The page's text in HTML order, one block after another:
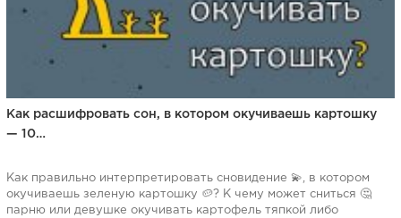
Как расшифровать сон, в котором окучиваешь картошку
— 10…
Как правильно интерпретировать сновидение 💫, в котором
окучиваешь зеленую картошку 🥔? К чему может сниться 🤔
парню или девушке окучивать картофель тяпкой либо